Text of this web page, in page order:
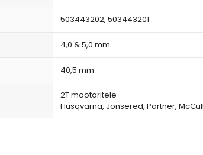
503443202, 503443201
4,0 & 5,0 mm
40,5 mm
2T mootoritele
Husqvarna, Jonsered, Partner,